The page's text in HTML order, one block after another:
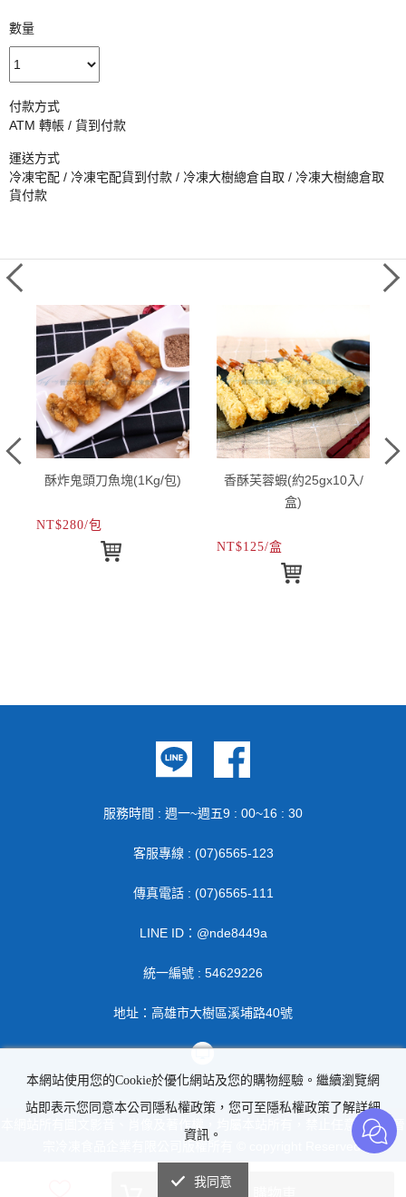
數量
付款方式
ATM 轉帳 / 貨到付款
運送方式
冷凍宅配 / 冷凍宅配貨到付款 / 冷凍大樹總倉自取 / 冷凍大樹總倉取
貨付款
酥炸鬼頭刀魚塊(1Kg/包)
NT$280/包
香酥芙蓉蝦(約25gx10入/
盒)
NT$125/盒
服務時間 : 週一~週五9 : 00~16 : 30
客服專線 : (07)6565-123
傳真電話 : (07)6565-111
LINE ID：@nde8449a
統一編號 : 54629226
地址：高雄市大樹區溪埔路40號
本網站所有圖文影音、肖像及著作權，均屬本站所有，禁止任意轉載 | 晉
宗冷凍食品企業有限公司版權所有 © copyright Reserved.
本網站使用您的Cookie於優化網站及您的購物經驗。繼續瀏覽網
站即表示您同意本公司隱私權政策，您可至隱私權政策了解詳細
資訊。
我同意